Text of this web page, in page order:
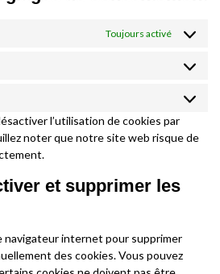
Toujours activé
l’utilisation de cookies par
noter que notre site web risque de
et supprimer les
navigateur internet pour supprimer
des cookies. Vous pouvez